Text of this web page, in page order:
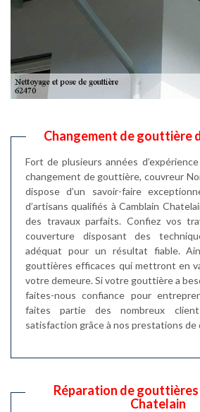
Changement de gouttière
Fort de plusieurs années
changement de gouttière, couvreur
dispose d’un savoir-faire
d’artisans qualifiés à Camblain
des travaux parfaits. Confiez vos
couverture disposant des
adéquat pour un résultat fiable.
gouttières efficaces qui mettront en
votre demeure. Si votre gouttière a
faites-nous confiance pour
faites partie des nombreux
satisfaction grâce à nos prestations de
Réparation de gouttières
Chatelain